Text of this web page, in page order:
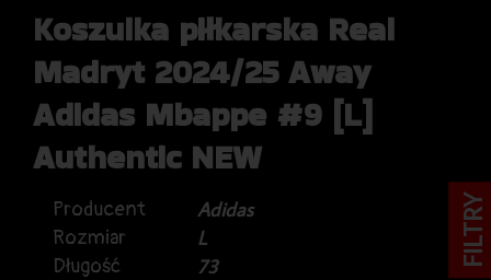
Koszulka piłkarska Real
Madryt 2024/25 Away
Adidas Mbappe #9 [L]
Authentic NEW
Producent
Adidas
Rozmiar
L
Długość
73
FILTRY